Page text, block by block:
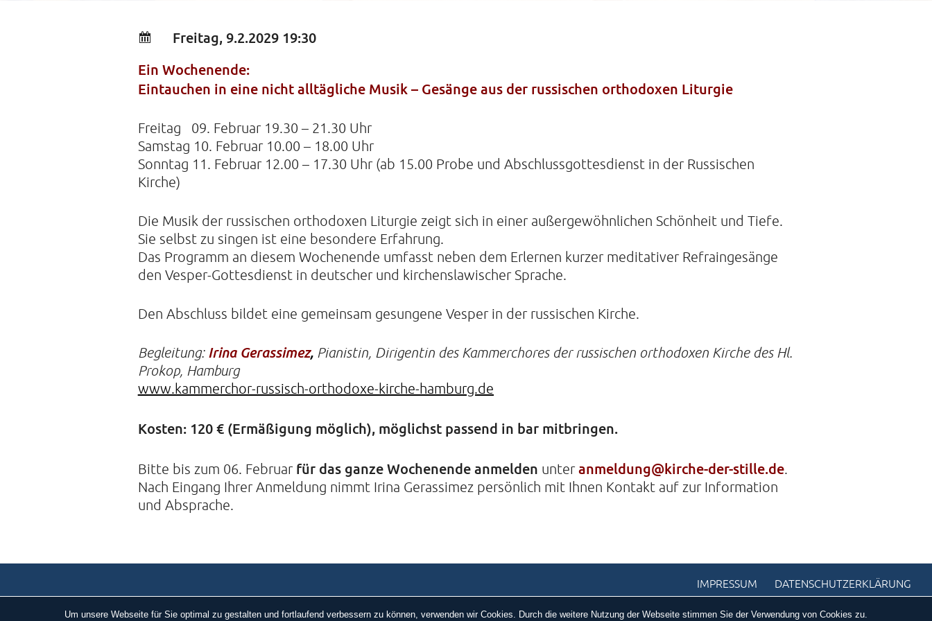
22765 Hamburg
Freitag, 9.2.2029 19:30
Ein Wochenende:
Eintauchen in eine nicht alltägliche Musik – Gesänge aus der russischen orthodoxen Liturgie
Freitag 09. Februar 19.30 – 21.30 Uhr
Samstag 10. Februar 10.00 – 18.00 Uhr
Sonntag 11. Februar 12.00 – 17.30 Uhr (ab 15.00 Probe und Abschlussgottesdienst in der Russischen
Kirche)
Die Musik der russischen orthodoxen Liturgie zeigt sich in einer außergewöhnlichen Schönheit und Tiefe.
Sie selbst zu singen ist eine besondere Erfahrung.
Das Programm an diesem Wochenende umfasst neben dem Erlernen kurzer meditativer Refraingesänge
den Vesper-Gottesdienst in deutscher und kirchenslawischer Sprache.
Den Abschluss bildet eine gemeinsam gesungene Vesper in der russischen Kirche.
Begleitung: Irina Gerassimez, Pianistin, Dirigentin des Kammerchores der russischen orthodoxen Kirche des Hl.
Prokop, Hamburg
www.kammerchor-russisch-orthodoxe-kirche-hamburg.de
Kosten: 120 € (Ermäßigung möglich), möglichst passend in bar mitbringen.
Bitte bis zum 06. Februar für das ganze Wochenende anmelden unteranmeldung@kirche-der-stille.de.
Nach Eingang Ihrer Anmeldung nimmt Irina Gerassimez persönlich mit Ihnen Kontakt auf zur Information
und Absprache.
IMPRESSUM DATENSCHUTZERKLÄRUNG
Um unsere Webseite für Sie optimal zu gestalten und fortlaufend verbessern zu können, verwenden wir Cookies. Durch die weitere Nutzung der Webseite stimmen Sie der Verwendung von Cookies zu.